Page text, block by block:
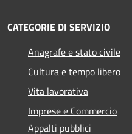
CATEGORIE DI SERVIZIO
Anagrafe e stato civile
Cultura e tempo libero
Vita lavorativa
Imprese e Commercio
Appalti pubblici